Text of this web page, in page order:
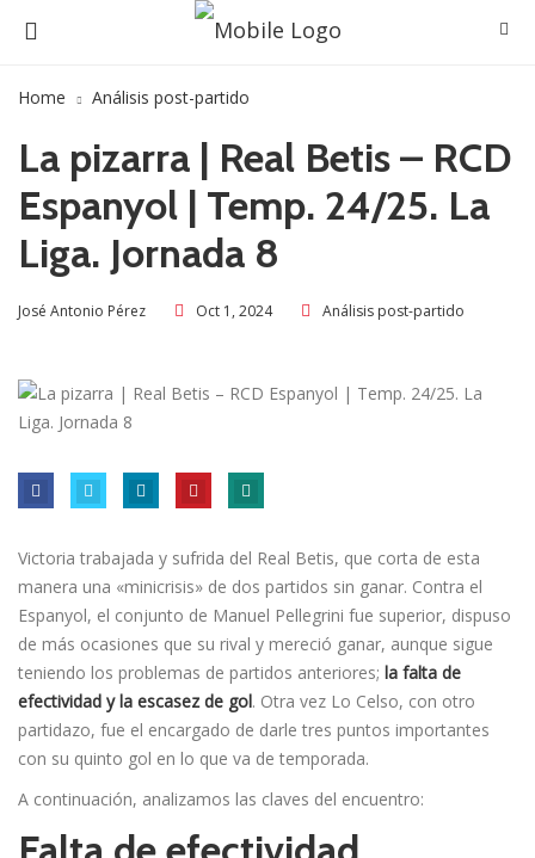
Home Análisis post-partido
La pizarra | Real Betis – RCD
Espanyol | Temp. 24/25. La
Liga. Jornada 8
José Antonio Pérez Oct 1, 2024 Análisis post-partido
Victoria trabajada y sufrida del Real Betis, que corta de esta
manera una «minicrisis» de dos partidos sin ganar. Contra el
Espanyol, el conjunto de Manuel Pellegrini fue superior, dispuso
de más ocasiones que su rival y mereció ganar, aunque sigue
teniendo los problemas de partidos anteriores; la falta de
efectividad y la escasez de gol. Otra vez Lo Celso, con otro
partidazo, fue el encargado de darle tres puntos importantes
con su quinto gol en lo que va de temporada.
A continuación, analizamos las claves del encuentro: